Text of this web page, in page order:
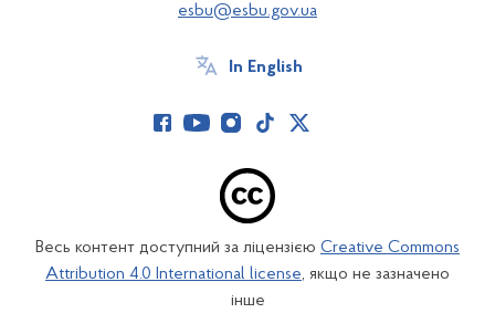
esbu@esbu.gov.ua
In English
Весь контент доступний за ліцензією Creative Commons
Attribution 4.0 International license, якщо не зазначено
інше